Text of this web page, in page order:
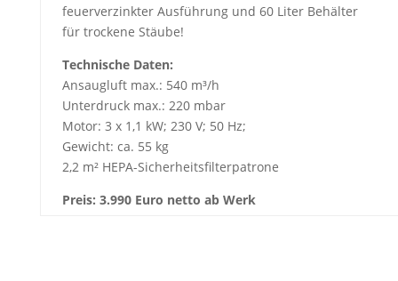
feuerverzinkter Ausführung und 60 Liter Behälter
für trockene Stäube!
Technische Daten:
Ansaugluft max.: 540 m³/h
Unterdruck max.: 220 mbar
Motor: 3 x 1,1 kW; 230 V; 50 Hz;
Gewicht: ca. 55 kg
2,2 m² HEPA-Sicherheitsfilterpatrone
Preis: 3.990 Euro netto ab Werk